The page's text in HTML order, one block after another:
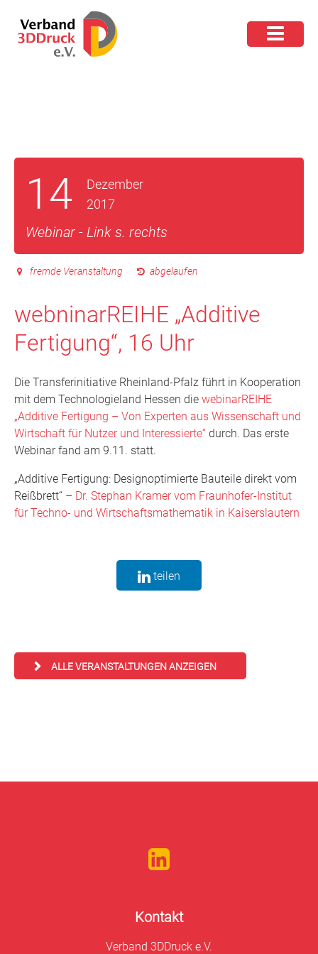
14
Dezember
2017
Webinar - Link s. rechts
fremde Veranstaltung abgelaufen
webninarREIHE „Additive
Fertigung“, 16 Uhr
Die Transferinitiative Rheinland-Pfalz führt in Kooperation
mit dem Technologieland Hessen die webinarREIHE
„Additive Fertigung – Von Experten aus Wissenschaft und
Wirtschaft für Nutzer und Interessierte“ durch. Das erste
Webinar fand am 9.11. statt.
„Additive Fertigung: Designoptimierte Bauteile direkt vom
Reißbrett“ – Dr. Stephan Kramer vom Fraunhofer-Institut
für Techno- und Wirtschaftsmathematik in Kaiserslautern
teilen
ALLE VERANSTALTUNGEN ANZEIGEN
Kontakt
Verband 3DDruck e.V.